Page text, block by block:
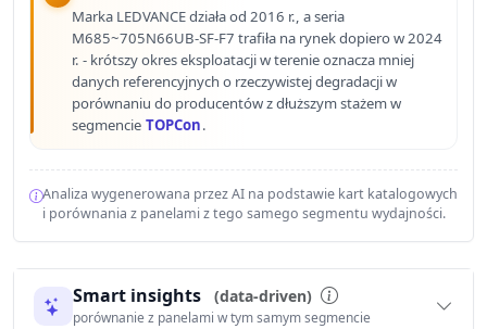
Marka LEDVANCE działa od 2016 r., a seria
M685~705N66UB-SF-F7 trafiła na rynek dopiero w 2024
r. - krótszy okres eksploatacji w terenie oznacza mniej
danych referencyjnych o rzeczywistej degradacji w
porównaniu do producentów z dłuższym stażem w
segmencie TOPCon.
Analiza wygenerowana przez AI na podstawie kart katalogowych
i porównania z panelami z tego samego segmentu wydajności.
Smart insights (data-driven)
porównanie z panelami w tym samym segmencie